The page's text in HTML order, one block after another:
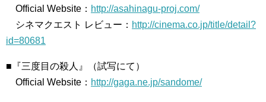
Official Website： http://asahinagu-proj.com/
シネマクエスト レビュー： http://cinema.co.jp/title/detail?
id=80681
■『三度目の殺人』（試写にて）
Official Website： http://gaga.ne.jp/sandome/